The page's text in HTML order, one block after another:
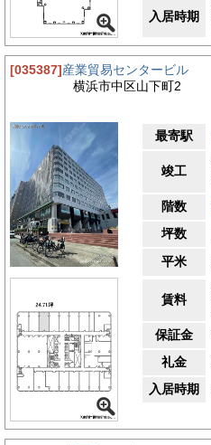
入居時期
[035387]産業貿易センタービル
横浜市中区山下町2
最寄駅
竣工
階数
坪数
平米
賃料
保証金
礼金
入居時期